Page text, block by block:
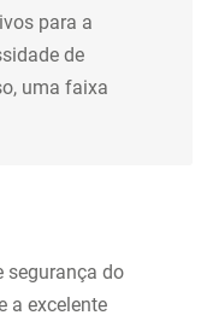
para a
de
uma faixa
segurança do
a excelente